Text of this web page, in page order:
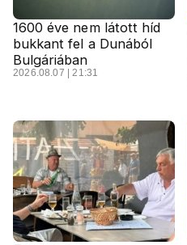
1600 éve nem látott híd
bukkant fel a Dunából
Bulgáriában
2026.08.07 | 21:31